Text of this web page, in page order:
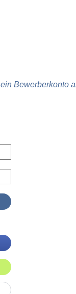
Bewerberkonto